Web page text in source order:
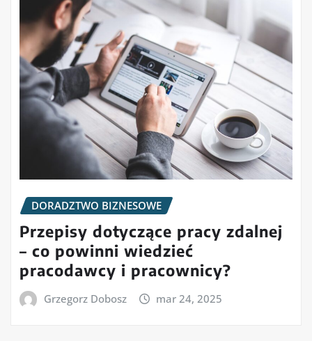
DORADZTWO BIZNESOWE
Przepisy dotyczące pracy zdalnej
– co powinni wiedzieć
pracodawcy i pracownicy?
Grzegorz Dobosz mar 24, 2025